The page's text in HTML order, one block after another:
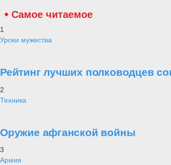
Самое читаемое
1
Уроки мужества
Рейтинг лучших полководцев
2
Техника
Оружие афганской войны
3
Армия